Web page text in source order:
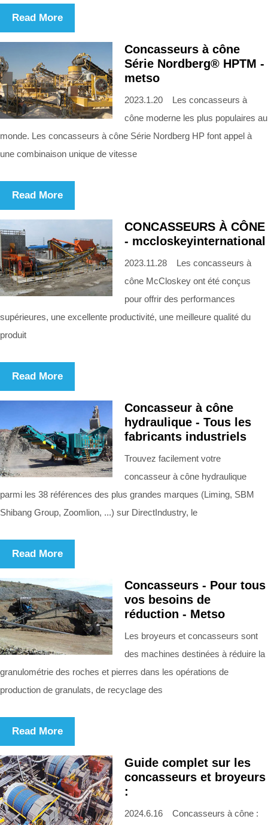
Read More
Concasseurs à cône
Série Nordberg® HPTM -
metso
2023.1.20 Les concasseurs à
cône moderne les plus populaires au
monde. Les concasseurs à cône Série Nordberg HP font appel à
une combinaison unique de vitesse
Read More
CONCASSEURS À CÔNE
- mccloskeyinternational
2023.11.28 Les concasseurs à
cône McCloskey ont été conçus
pour offrir des performances
supérieures, une excellente productivité, une meilleure qualité du
produit
Read More
Concasseur à cône
hydraulique - Tous les
fabricants industriels
Trouvez facilement votre
concasseur à cône hydraulique
parmi les 38 références des plus grandes marques (Liming, SBM
Shibang Group, Zoomlion, ...) sur DirectIndustry, le
Read More
Concasseurs - Pour tous
vos besoins de
réduction - Metso
Les broyeurs et concasseurs sont
des machines destinées à réduire la
granulométrie des roches et pierres dans les opérations de
production de granulats, de recyclage des
Read More
Guide complet sur les
concasseurs et broyeurs
:
2024.6.16 Concasseurs à cône :